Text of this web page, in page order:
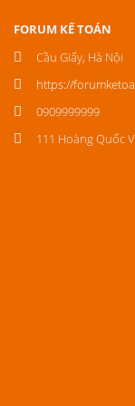
FORUM KẾ TOÁN
Cầu Giấy, Hà Nội
https://
0909999999
111 Hoàng Quốc